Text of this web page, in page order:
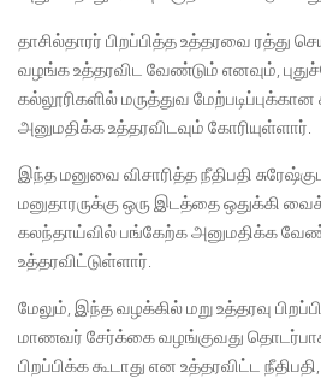
தாசில்தாரர் பிறப்பித்த உத்தரவை ரத்து
வழங்க உத்தரவிட வேண்டும் எனவும்,
கல்லூரிகளில் மருத்துவ
அனுமதிக்க உத்தரவிடவும் கோரியுள்ளார்.
இந்த மனுவை விசாரித்த நீதிபதி
மனுதாரருக்கு ஒரு இடத்தை ஒதுக்கி
கலந்தாய்வில் பங்கேற்க அனுமதிக்க
உத்தரவிட்டுள்ளார்.
மேலும், இந்த வழக்கில் மறு உத்தரவு
மாணவர் சேர்க்கை வழங்குவது தொடர்பாக
பிறப்பிக்க கூடாது என உத்தரவிட்ட